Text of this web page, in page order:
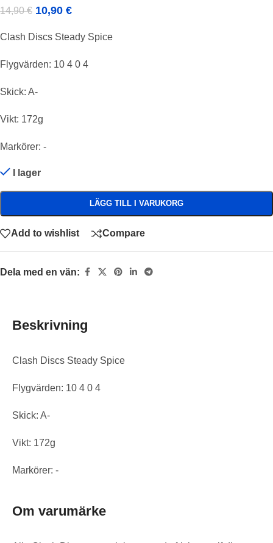
14,90€ 10,90 €
Clash Discs Steady Spice
Flygvärden: 10 4 0 4
Skick: A-
Vikt: 172g
Markörer: -
I lager
LÄGG TILL I VARUKORG
Add to wishlist Compare
Dela med en vän:
Beskrivning
Clash Discs Steady Spice
Flygvärden: 10 4 0 4
Skick: A-
Vikt: 172g
Markörer: -
Om varumärke